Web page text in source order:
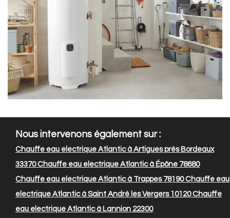
Nous intervenons également sur :
Chauffe eau electrique Atlantic à Artigues près Bordeaux
33370Chauffe eau electrique Atlantic à Épône 78680
Chauffe eau electrique Atlantic à Trappes 78190Chauffe eau
electrique Atlantic à Saint André les Vergers 10120Chauffe
eau electrique Atlantic à Lannion 22300